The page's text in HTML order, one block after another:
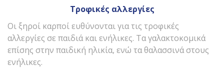
Τροφικές αλλεργίες
Οι ξηροί καρποί ευθύνονται για τις τροφικές
αλλεργίες σε παιδιά και ενήλικες. Τα γαλακτοκομικά
επίσης στην παιδική ηλικία, ενώ τα θαλασσινά στους
ενήλικες.